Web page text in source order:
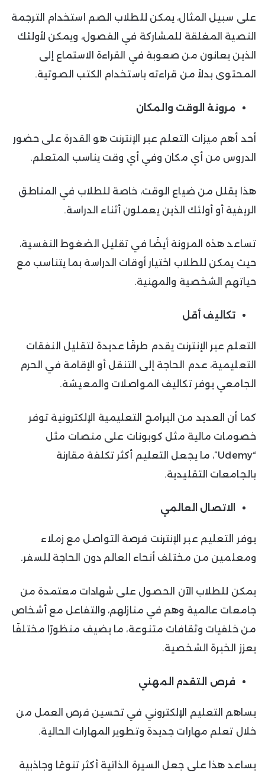
على سبيل المثال، يمكن للطلاب الصم استخدام الترجمة
النصية المغلقة للمشاركة في الفصول، ويمكن لأولئك
الذين يعانون من صعوبة في القراءة الاستماع إلى
المحتوى بدلاً من قراءته باستخدام الكتب الصوتية.
مرونة الوقت والمكان
أحد أهم ميزات التعلم عبر الإنترنت هو القدرة على حضور
الدروس من أي مكان وفي أي وقت يناسب المتعلم.
هذا يقلل من ضياع الوقت، خاصة للطلاب في المناطق
الريفية أو أولئك الذين يعملون أثناء الدراسة.
تساعد هذه المرونة أيضًا في تقليل الضغوط النفسية،
حيث يمكن للطلاب اختيار أوقات الدراسة بما يتناسب مع
حياتهم الشخصية والمهنية.
تكاليف أقل
التعلم عبر الإنترنت يقدم طرقًا عديدة لتقليل النفقات
التعليمية، عدم الحاجة إلى التنقل أو الإقامة في الحرم
الجامعي يوفر تكاليف المواصلات والمعيشة.
كما أن العديد من البرامج التعليمية الإلكترونية توفر
خصومات مالية مثل كوبونات على منصات مثل
“Udemy”، ما يجعل التعليم أكثر تكلفة مقارنة
بالجامعات التقليدية.
الاتصال العالمي
يوفر التعليم عبر الإنترنت فرصة التواصل مع زملاء
ومعلمين من مختلف أنحاء العالم دون الحاجة للسفر.
يمكن للطلاب الآن الحصول على شهادات معتمدة من
جامعات عالمية وهم في منازلهم، والتفاعل مع أشخاص
من خلفيات وثقافات متنوعة، ما يضيف منظورًا مختلفًا
يعزز الخبرة الشخصية.
فرص التقدم المهني
يساهم التعليم الإلكتروني في تحسين فرص العمل من
خلال تعلم مهارات جديدة وتطوير المهارات الحالية.
يساعد هذا على جعل السيرة الذاتية أكثر تنوعًا وجاذبية